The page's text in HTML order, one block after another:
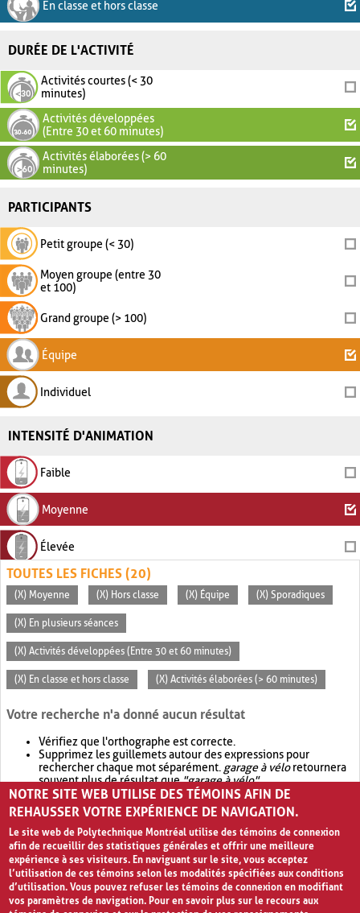
En classe et hors classe
DURÉE DE L'ACTIVITÉ
Activités courtes (< 30
minutes)
Activités développées
(Entre 30 et 60 minutes)
Activités élaborées (> 60
minutes)
PARTICIPANTS
Petit groupe (< 30)
Moyen groupe (entre 30
et 100)
Grand groupe (> 100)
Équipe
Individuel
INTENSITÉ D'ANIMATION
Faible
Moyenne
Élevée
TOUTES LES FICHES (20)
(X) Moyenne (X) Hors classe (X) Équipe (X) Sporadiques
(X) En plusieurs séances
(X) Activités développées (Entre 30 et 60 minutes)
(X) En classe et hors classe (X) Activités élaborées (> 60 minutes)
Votre recherche n'a donné aucun résultat
Vérifiez que l'orthographe est correcte.
Supprimez les guillemets autour des expressions pour
rechercher chaque mot séparément. garage à véloretournera
souvent plus de résultat que"garage à vélo".
Envisagez d'élargir votre recherche avec OR.garage OR vélo
retournera souvent plus de résultat quegarage à vélo
NOTRE SITE WEB UTILISE DES TÉMOINS AFIN DE
REHAUSSER VOTRE EXPÉRIENCE DE NAVIGATION.
Le site web de Polytechnique Montréal utilise des témoins de connexion
afin de recueillir des statistiques générales et offrir une meilleure
expérience à ses visiteurs. En naviguant sur le site, vous acceptez
l’utilisation de ces témoins selon les modalités spécifiées aux conditions
d’utilisation. Vous pouvez refuser les témoins de connexion en modifiant
vos paramètres de navigation. Pour en savoir plus sur le recours aux